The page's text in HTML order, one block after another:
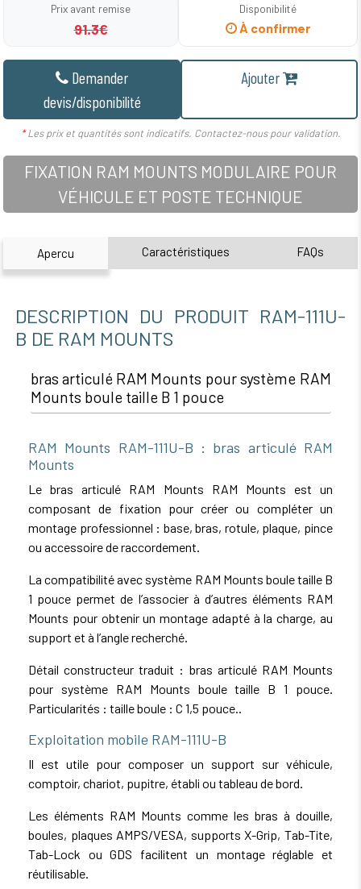
Prix avant remise
91.3€
Disponibilité
À confirmer
Demander
devis/disponibilité
Ajouter
*Les prix et quantités sont indicatifs. Contactez-nous pour validation.
FIXATION RAM MOUNTS MODULAIRE POUR
VÉHICULE ET POSTE TECHNIQUE
Apercu Caractéristiques FAQs
DESCRIPTION DU PRODUIT RAM-111U-
B DE RAM MOUNTS
bras articulé RAM Mounts pour système RAM
Mounts boule taille B 1 pouce
RAM Mounts RAM-111U-B : bras articulé RAM
Mounts
Le bras articulé RAM Mounts RAM Mounts est un
composant de fixation pour créer ou compléter un
montage professionnel : base, bras, rotule, plaque, pince
ou accessoire de raccordement.
La compatibilité avec système RAM Mounts boule taille B
1 pouce permet de l’associer à d’autres éléments RAM
Mounts pour obtenir un montage adapté à la charge, au
support et à l’angle recherché.
Détail constructeur traduit : bras articulé RAM Mounts
pour système RAM Mounts boule taille B 1 pouce.
Particularités : taille boule : C 1,5 pouce..
Exploitation mobile RAM-111U-B
Il est utile pour composer un support sur véhicule,
comptoir, chariot, pupitre, établi ou tableau de bord.
Les éléments RAM Mounts comme les bras à douille,
boules, plaques AMPS/VESA, supports X-Grip, Tab-Tite,
Tab-Lock ou GDS facilitent un montage réglable et
réutilisable.